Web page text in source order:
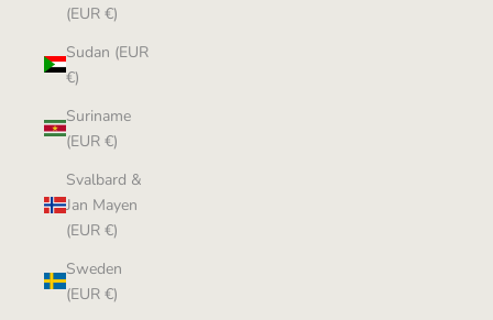
(EUR €)
Sudan (EUR
€)
Suriname
(EUR €)
Svalbard &
Jan Mayen
(EUR €)
Sweden
(EUR €)